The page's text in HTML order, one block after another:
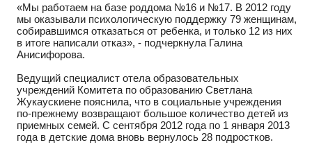
«Мы работаем на базе роддома №16 и №17. В 2012 году
мы оказывали психологическую поддержку 79 женщинам,
собиравшимся отказаться от ребенка, и только 12 из них
в итоге написали отказ», - подчеркнула Галина
Анисифорова.
Ведущий специалист отела образовательных
учреждений Комитета по образованию Светлана
Жукаускиене пояснила, что в социальные учреждения
по-прежнему возвращают большое количество детей из
приемных семей. С сентября 2012 года по 1 января 2013
года в детские дома вновь вернулось 28 подростков.